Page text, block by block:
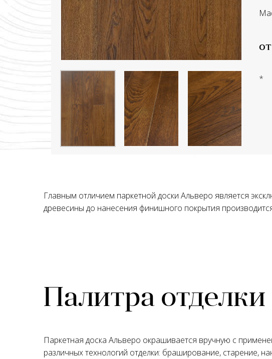
от
*
Главным отличием паркетной доски Альверо является
древесины до нанесения финишного покрытия
Палитра отделки
Паркетная доска Альверо окрашивается вручную с
различных технологий отделки: браширование, старение,